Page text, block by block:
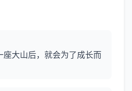
座大山后，就会为了成长而